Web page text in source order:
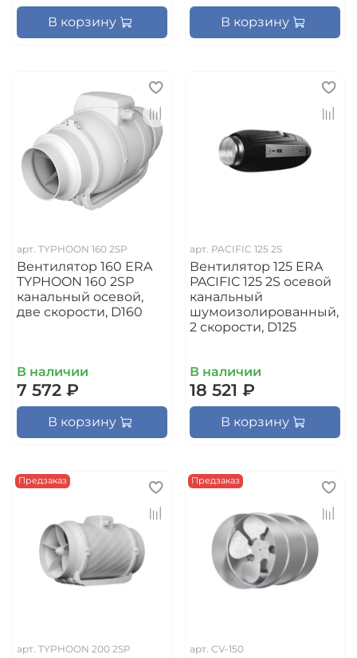
В корзину В корзину
арт. TYPHOON 160 2SP
Вентилятор 160 ERA
TYPHOON 160 2SP
канальный осевой,
две скорости, D160
В наличии
7 572 ₽
В корзину
арт. PACIFIC 125 2S
Вентилятор 125 ERA
PACIFIC 125 2S осевой
канальный
шумоизолированный,
2 скорости, D125
В наличии
18 521 ₽
В корзину
Предзаказ
арт. TYPHOON 200 2SP
Предзаказ
арт. CV-150